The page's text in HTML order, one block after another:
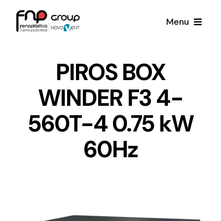
Menu
Iluminación y Material Eléctrico
Noticias
Proyectos
Sobre Nosotros
PIROS BOX
WINDER F3 4-
560T-4 0.75 kW
60Hz